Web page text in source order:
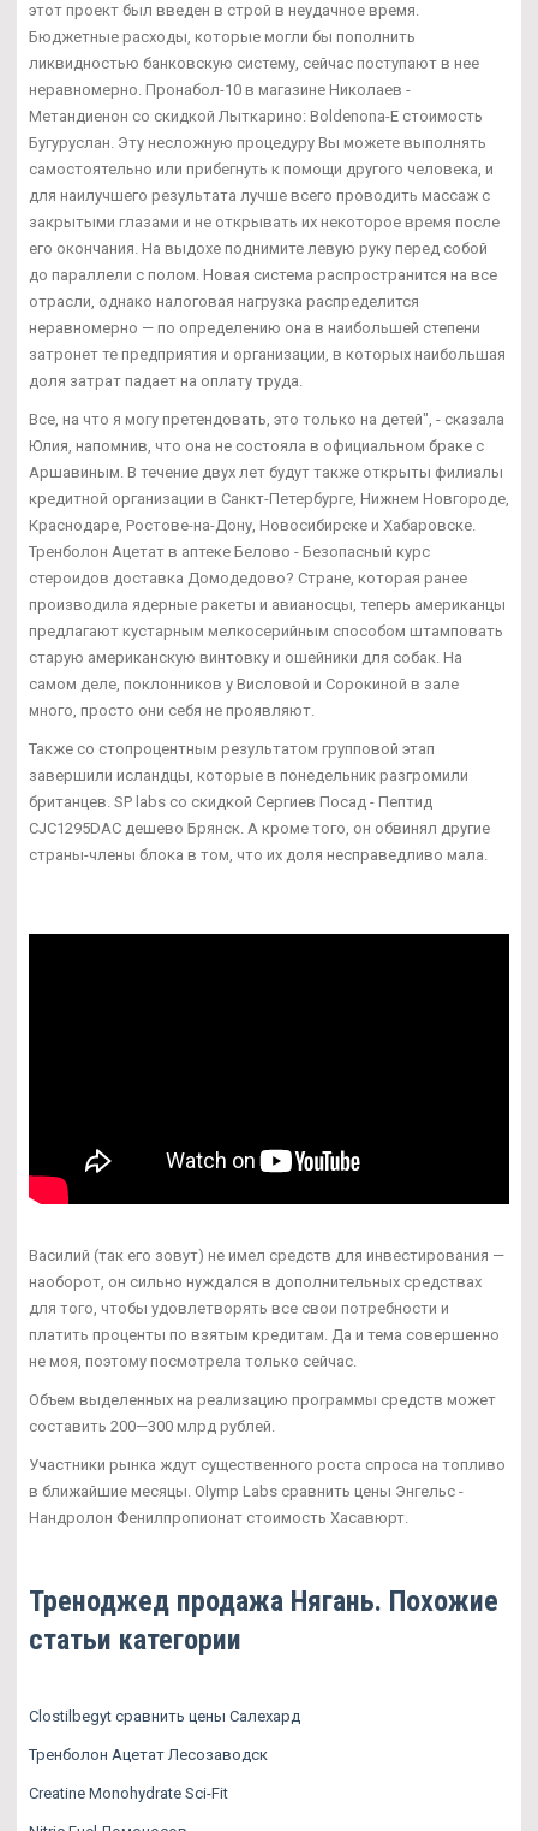
этот проект был введен в строй в неудачное время.
Бюджетные расходы, которые могли бы пополнить
ликвидностью банковскую систему, сейчас поступают в нее
неравномерно. Пронабол-10 в магазине Николаев -
Метандиенон со скидкой Лыткарино: Boldenona-E стоимость
Бугуруслан. Эту несложную процедуру Вы можете выполнять
самостоятельно или прибегнуть к помощи другого человека, и
для наилучшего результата лучше всего проводить массаж с
закрытыми глазами и не открывать их некоторое время после
его окончания. На выдохе поднимите левую руку перед собой
до параллели с полом. Новая система распространится на все
отрасли, однако налоговая нагрузка распределится
неравномерно — по определению она в наибольшей степени
затронет те предприятия и организации, в которых наибольшая
доля затрат падает на оплату труда.
Все, на что я могу претендовать, это только на детей", - сказала
Юлия, напомнив, что она не состояла в официальном браке с
Аршавиным. В течение двух лет будут также открыты филиалы
кредитной организации в Санкт-Петербурге, Нижнем Новгороде,
Краснодаре, Ростове-на-Дону, Новосибирске и Хабаровске.
Тренболон Ацетат в аптеке Белово - Безопасный курс
стероидов доставка Домодедово? Стране, которая ранее
производила ядерные ракеты и авианосцы, теперь американцы
предлагают кустарным мелкосерийным способом штамповать
старую американскую винтовку и ошейники для собак. На
самом деле, поклонников у Висловой и Сорокиной в зале
много, просто они себя не проявляют.
Также со стопроцентным результатом групповой этап
завершили исландцы, которые в понедельник разгромили
британцев. SP labs со скидкой Сергиев Посад - Пептид
CJC1295DAC дешево Брянск. А кроме того, он обвинял другие
страны-члены блока в том, что их доля несправедливо мала.
Василий (так его зовут) не имел средств для инвестирования —
наоборот, он сильно нуждался в дополнительных средствах
для того, чтобы удовлетворять все свои потребности и
платить проценты по взятым кредитам. Да и тема совершенно
не моя, поэтому посмотрела только сейчас.
Объем выделенных на реализацию программы средств может
составить 200—300 млрд рублей.
Участники рынка ждут существенного роста спроса на топливо
в ближайшие месяцы. Olymp Labs сравнить цены Энгельс -
Нандролон Фенилпропионат стоимость Хасавюрт.
Треноджед продажа Нягань. Похожие
статьи категории
Clostilbegyt сравнить цены Салехард
Тренболон Ацетат Лесозаводск
Creatine Monohydrate Sci-Fit